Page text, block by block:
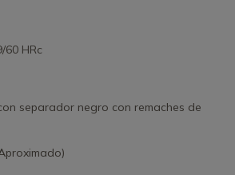
60 HRc
separador negro con remaches de